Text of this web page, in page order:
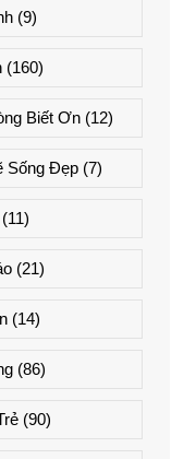
(9)
(160)
Biết Ơn(12)
Sống Đẹp(7)
(11)
(21)
(14)
(86)
(90)